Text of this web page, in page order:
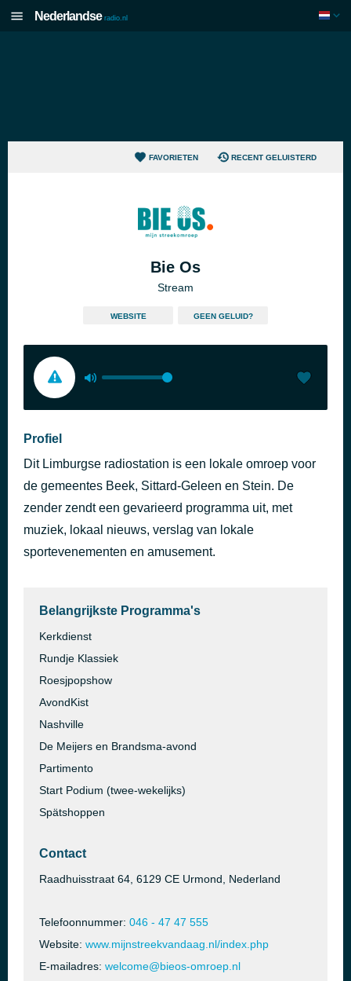
Nederlandse radio.nl
FAVORIETEN RECENT GELUISTERD
Bie Os
Stream
WEBSITE GEEN GELUID?
Profiel
Dit Limburgse radiostation is een lokale omroep voor
de gemeentes Beek, Sittard-Geleen en Stein. De
zender zendt een gevarieerd programma uit, met
muziek, lokaal nieuws, verslag van lokale
sportevenementen en amusement.
Belangrijkste Programma's
Kerkdienst
Rundje Klassiek
Roesjpopshow
AvondKist
Nashville
De Meijers en Brandsma-avond
Partimento
Start Podium (twee-wekelijks)
Spätshoppen
Contact
Raadhuisstraat 64, 6129 CE Urmond, Nederland
Telefoonnummer: 046 - 47 47 555
Website: www.mijnstreekvandaag.nl/index.php
E-mailadres: welcome@bieos-omroep.nl